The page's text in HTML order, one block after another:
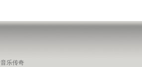
音乐传奇